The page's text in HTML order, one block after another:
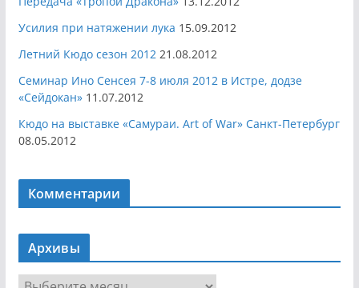
Усилия при натяжении лука 15.09.2012
Летний Кюдо сезон 2012 21.08.2012
Семинар Ино Сенсея 7-8 июля 2012 в Истре, додзе
«Сейдокан» 11.07.2012
Кюдо на выставке «Самураи. Art of War» Санкт-Петербург
08.05.2012
Комментарии
Архивы